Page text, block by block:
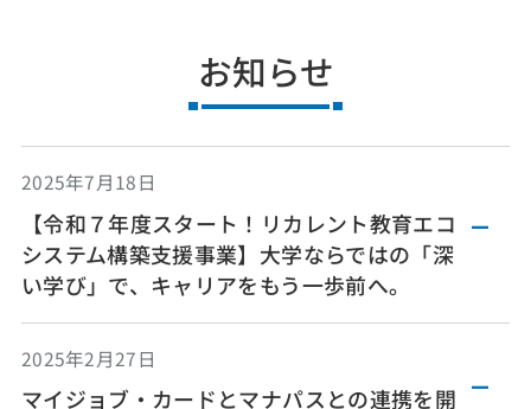
お知らせ
2025年7月18日
【令和７年度スタート！リカレント教育エコ
システム構築支援事業】大学ならではの「深
い学び」で、キャリアをもう一歩前へ。
2025年2月27日
マイジョブ・カードとマナパスとの連携を開